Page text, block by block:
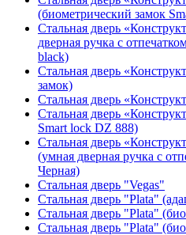
(биометрический замок
Стальная дверь
дверная ручка с
black)
Стальная дверь
замок)
Стальная дверь
Стальная дверь
Smart lock DZ 888)
Стальная дверь
(умная дверная ручка с
Черная)
Стальная дверь "Vegas"
Стальная дверь "Plata"
Стальная дверь "Plata"
Стальная дверь "Plata"